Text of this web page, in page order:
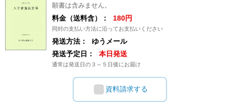
願書は含みません。
料金（送料含）： 180円
同封の支払い方法に沿ってお支払いください
発送方法：
ゆうメール
発送予定日：
本日発送
通常は発送日の３～５日後にお届け
資料請求する